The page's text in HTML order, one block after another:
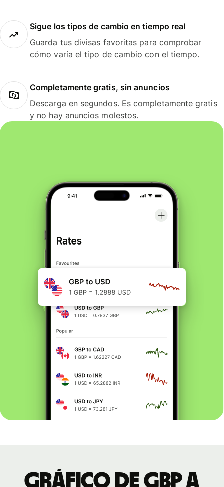
Sigue los tipos de cambio en tiempo real
Guarda tus divisas favoritas para comprobar
cómo varía el tipo de cambio con el tiempo.
Completamente gratis, sin anuncios
Descarga en segundos. Es completamente gratis
y no hay anuncios molestos.
Gráfico de GBP a